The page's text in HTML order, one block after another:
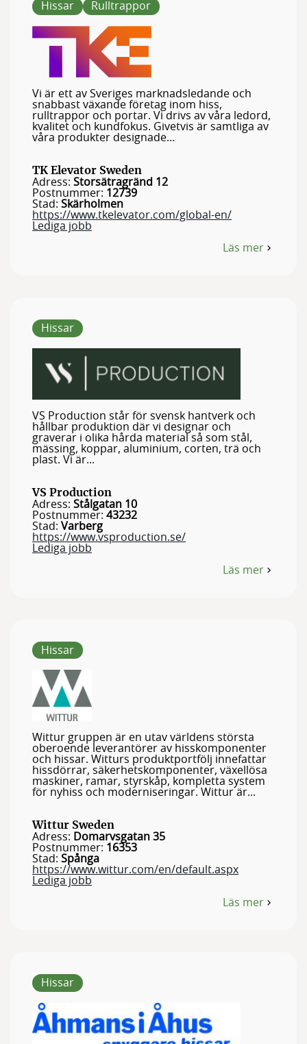
Hissar Rulltrappor
Vi är ett av Sveriges marknadsledande och
snabbast växande företag inom hiss,
rulltrappor och portar. Vi drivs av våra ledord,
kvalitet och kundfokus. Givetvis är samtliga av
våra produkter designade...
TK Elevator Sweden
Adress: Storsätragränd 12
Postnummer: 12739
Stad: Skärholmen
https://www.tkelevator.com/global-en/
Lediga jobb
Läs mer
om
Hissar
VS Production står för svensk hantverk och
hållbar produktion där vi designar och
graverar i olika hårda material så som stål,
mässing, koppar, aluminium, corten, trä och
plast. Vi är...
VS Production
Adress: Stålgatan 10
Postnummer: 43232
Stad: Varberg
https://www.vsproduction.se/
Lediga jobb
Läs mer
om
Hissar
Wittur gruppen är en utav världens största
oberoende leverantörer av hisskomponenter
och hissar. Witturs produktportfölj innefattar
hissdörrar, säkerhetskomponenter, växellösa
maskiner, ramar, styrskåp, kompletta system
för nyhiss och moderniseringar. Wittur är...
Wittur Sweden
Adress: Domarvsgatan 35
Postnummer: 16353
Stad: Spånga
https://www.wittur.com/en/default.aspx
Lediga jobb
Läs mer
om
Hissar